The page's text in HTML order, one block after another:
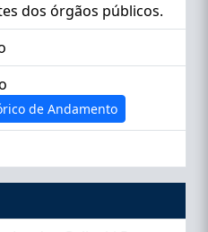
dos órgãos públicos.
de Andamento